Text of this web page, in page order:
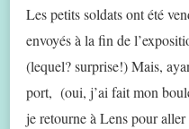
Les petits soldats ont été
envoyés à la fin de
(lequel? surprise!) Mais,
port, (oui, j’ai fait mon
je retourne à Lens pour